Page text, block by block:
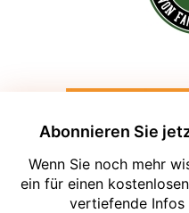
Abonnieren Sie
Wenn Sie noch mehr
ein für einen
vertiefende Infos